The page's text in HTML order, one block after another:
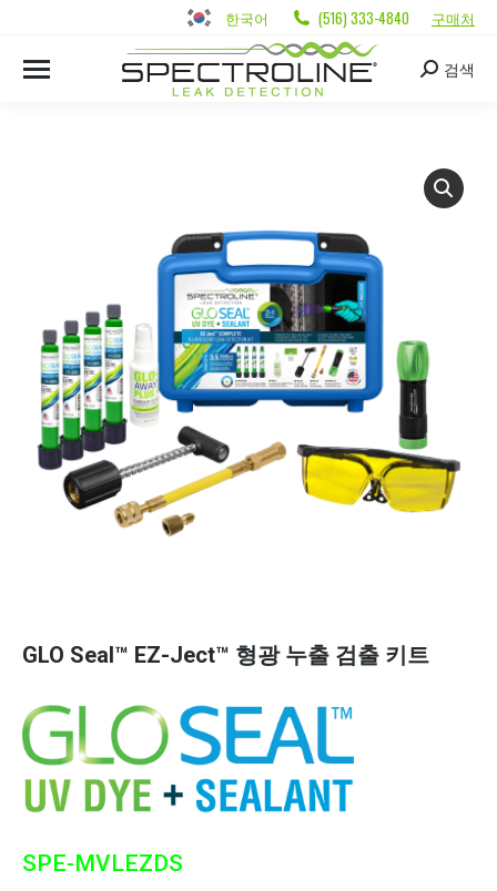
한국어 (516) 333-4840 구매처
검색
GLO Seal™ EZ-Ject™ 형광 누출 검출 키트
SPE-MVLEZDS